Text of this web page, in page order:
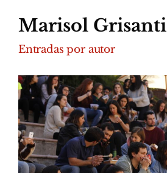
Marisol Grisanti
Entradas por autor